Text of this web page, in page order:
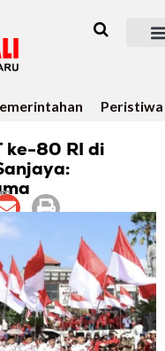
Peristiwa
ke-80 RI di